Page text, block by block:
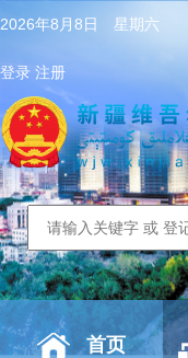
2026年8月8日 星期六
登录 注册
首页